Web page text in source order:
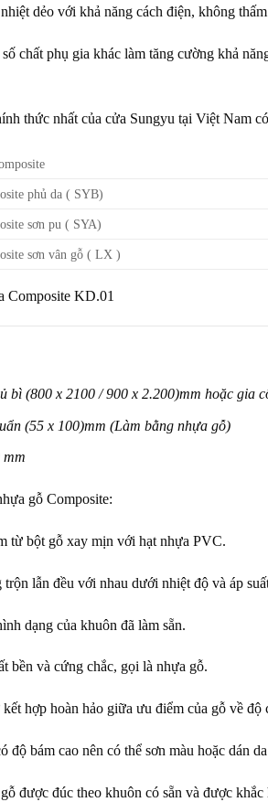
dẻo với khả năng cách điện, không
chất phụ gia khác làm tăng cường khả
thức nhất của cửa Sungyu tại Việt Nam
phủ da ( SYB)
sơn pu ( SYA)
sơn vân gỗ ( LX )
Composite KD.01
bì (800 x 2100 / 900 x 2.200)mm hoặc gia
(55 x 100)mm (Làm bằng nhựa gỗ)
gỗ Composite:
từ bột gỗ xay mịn với hạt nhựa PVC.
lẫn đều với nhau dưới nhiệt độ và áp
dạng của khuôn đã làm sẵn.
bền và cứng chắc, gọi là nhựa gỗ.
hợp hoàn hảo giữa ưu điểm của gỗ về
độ bám cao nên có thể sơn màu hoặc dán
được đúc theo khuôn có sẵn và được